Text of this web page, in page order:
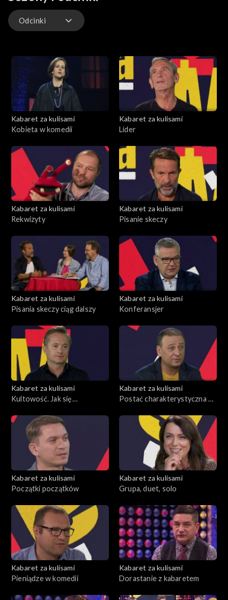
Odcinki
Kabaret za kulisami
Kobieta w komedii
Kabaret za kulisami
Lider
Kabaret za kulisami
Rekwizyty
Kabaret za kulisami
Pisanie skeczy
Kabaret za kulisami
Pisania skeczy ciąg dalszy
Kabaret za kulisami
Konferansjer
Kabaret za kulisami
Kultowość. Jak się
Kabaret za kulisami
Postać charakterystyczna –
Kabaret za kulisami
Początki początków
Kabaret za kulisami
Grupa, duet, solo
Kabaret za kulisami
Pieniądze w komedii
Kabaret za kulisami
Dorastanie z kabaretem